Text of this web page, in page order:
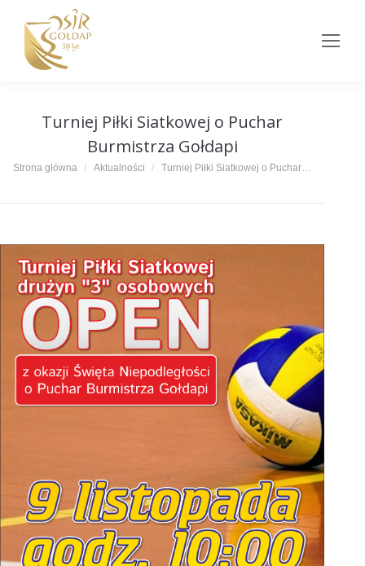
Turniej Piłki Siatkowej o Puchar
Burmistrza Gołdapi
Jesteś tutaj:
Strona główna Aktualności Turniej Piłki Siatkowej o Puchar…